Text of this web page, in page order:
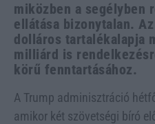
miközben a segélyben
ellátása bizonytalan.
dolláros tartalékalapja
milliárd is
körű fenntartásához.
A Trump adminisztráció
amikor két szövetségi bíró